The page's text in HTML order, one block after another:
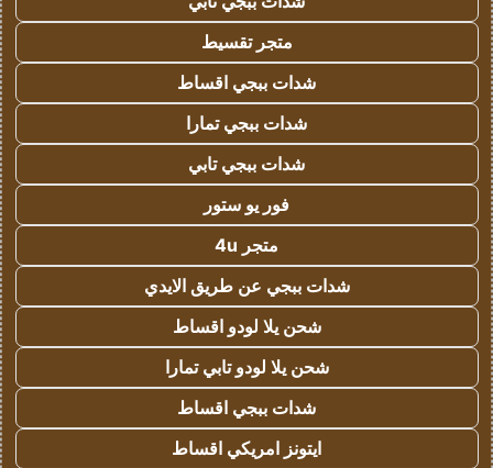
متجر تقسيط
شدات ببجي اقساط
شدات ببجي تمارا
شدات ببجي تابي
فور يو ستور
متجر 4u
شدات ببجي عن طريق الايدي
شحن يلا لودو اقساط
شحن يلا لودو تابي تمارا
شدات ببجي اقساط
ايتونز امريكي اقساط